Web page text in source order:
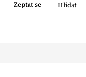
Zeptat se Hlídat